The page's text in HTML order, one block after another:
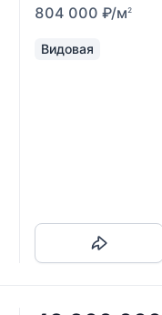
804 000 ₽/м2
Видовая